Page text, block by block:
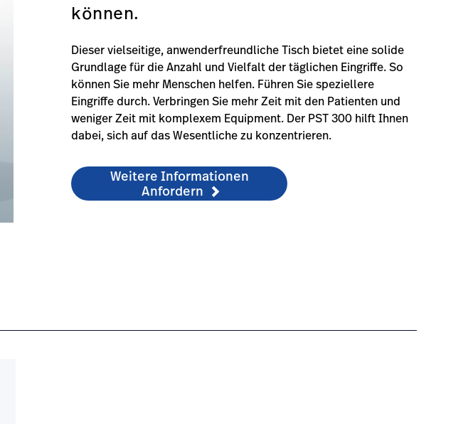
können.
Dieser vielseitige, anwenderfreundliche Tisch bietet eine solide
Grundlage für die Anzahl und Vielfalt der täglichen Eingriffe. So
können Sie mehr Menschen helfen. Führen Sie speziellere
Eingriffe durch. Verbringen Sie mehr Zeit mit den Patienten und
weniger Zeit mit komplexem Equipment. Der PST 300 hilft Ihnen
dabei, sich auf das Wesentliche zu konzentrieren.
Weitere Informationen
Anfordern